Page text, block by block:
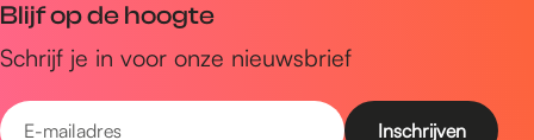
Blijf op de hoogte
Schrijf je in voor onze nieuwsbrief
E